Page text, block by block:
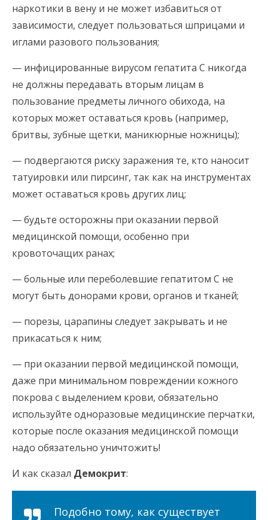
наркотики в вену и не может избавиться от
зависимости, следует пользоваться шприцами и
иглами разового пользования;
— инфицированные вирусом гепатита С никогда
не должны передавать вторым лицам в
пользование предметы личного обихода, на
которых может оставаться кровь (например,
бритвы, зубные щетки, маникюрные ножницы);
— подвергаются риску заражения те, кто наносит
татуировки или пирсинг, так как на инструментах
может оставаться кровь других лиц;
— будьте осторожны при оказании первой
медицинской помощи, особенно при
кровоточащих ранах;
— больные или переболевшие гепатитом С не
могут быть донорами крови, органов и тканей;
— порезы, царапины следует закрывать и не
прикасаться к ним;
— при оказании первой медицинской помощи,
даже при минимальном повреждении кожного
покрова с выделением крови, обязательно
используйте одноразовые медицинские перчатки,
которые после оказания медицинской помощи
надо обязательно уничтожить!
И как сказал Демокрит:
Подобно тому, как существует